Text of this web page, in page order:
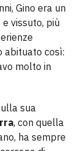
Gino era un
vissuto, più
abituato così:
molto in
sua
, con quella
ha sempre